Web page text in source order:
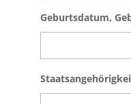
Geburtsdatum,